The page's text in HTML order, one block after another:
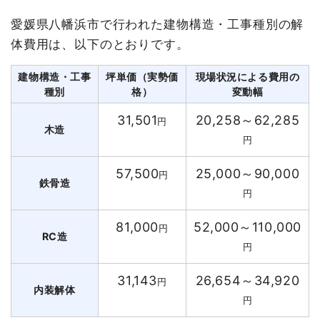
愛媛県八幡浜市で行われた建物構造・工事種別の解
体費用は、以下のとおりです。
建物構造・工事
種別
坪単価（実勢価
格）
現場状況による費用の
変動幅
木造
31,501円 20,258～62,285
円
鉄骨造
57,500円 25,000～90,000
円
RC造
81,000円 52,000～110,000
円
内装解体
31,143円 26,654～34,920
円